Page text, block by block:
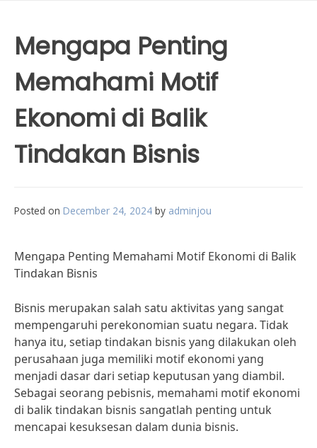
Mengapa Penting
Memahami Motif
Ekonomi di Balik
Tindakan Bisnis
Posted on December 24, 2024 by adminjou
Mengapa Penting Memahami Motif Ekonomi di Balik
Tindakan Bisnis
Bisnis merupakan salah satu aktivitas yang sangat
mempengaruhi perekonomian suatu negara. Tidak
hanya itu, setiap tindakan bisnis yang dilakukan oleh
perusahaan juga memiliki motif ekonomi yang
menjadi dasar dari setiap keputusan yang diambil.
Sebagai seorang pebisnis, memahami motif ekonomi
di balik tindakan bisnis sangatlah penting untuk
mencapai kesuksesan dalam dunia bisnis.